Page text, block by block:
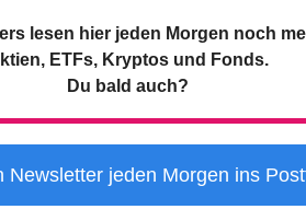
lesen hier jeden Morgen noch
ETFs, Kryptos und Fonds.
Du bald auch?
Newsletter jeden Morgen ins